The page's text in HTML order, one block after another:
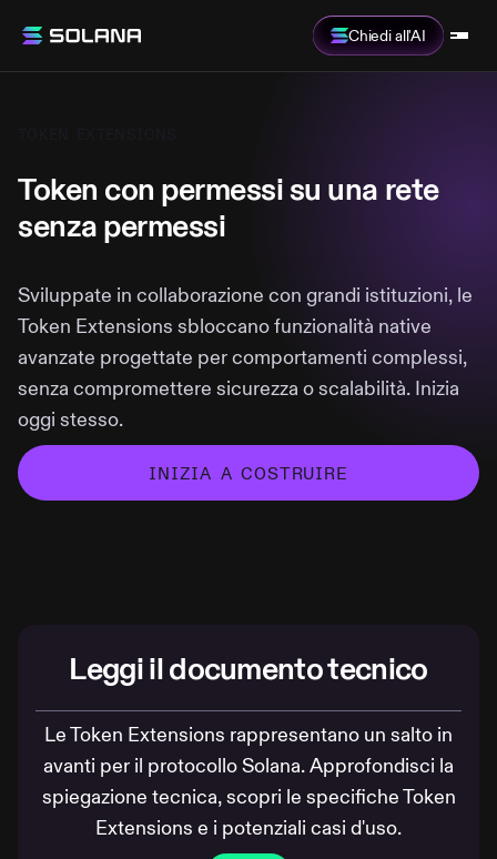
Chiedi all'AI
Token con permessi su una rete
senza permessi
Sviluppate in collaborazione con grandi istituzioni, le
Token Extensions sbloccano funzionalità native
avanzate progettate per comportamenti complessi,
senza compromettere sicurezza o scalabilità. Inizia
oggi stesso.
INIZIA A COSTRUIRE
Leggi il documento tecnico
Le Token Extensions rappresentano un salto in
avanti per il protocollo Solana. Approfondisci la
spiegazione tecnica, scopri le specifiche Token
Extensions e i potenziali casi d'uso.